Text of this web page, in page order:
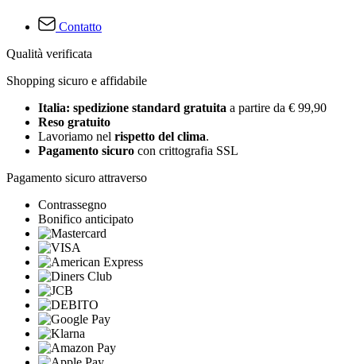
Contatto
Qualità verificata
Shopping sicuro e affidabile
Italia: spedizione standard gratuita a partire da € 99,90
Reso gratuito
Lavoriamo nel rispetto del clima.
Pagamento sicuro con crittografia SSL
Pagamento sicuro attraverso
Contrassegno
Bonifico anticipato